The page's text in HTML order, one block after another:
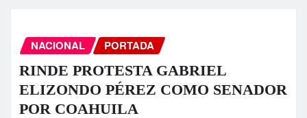
NACIONAL PORTADA
RINDE PROTESTA GABRIEL
ELIZONDO PÉREZ COMO SENADOR
POR COAHUILA